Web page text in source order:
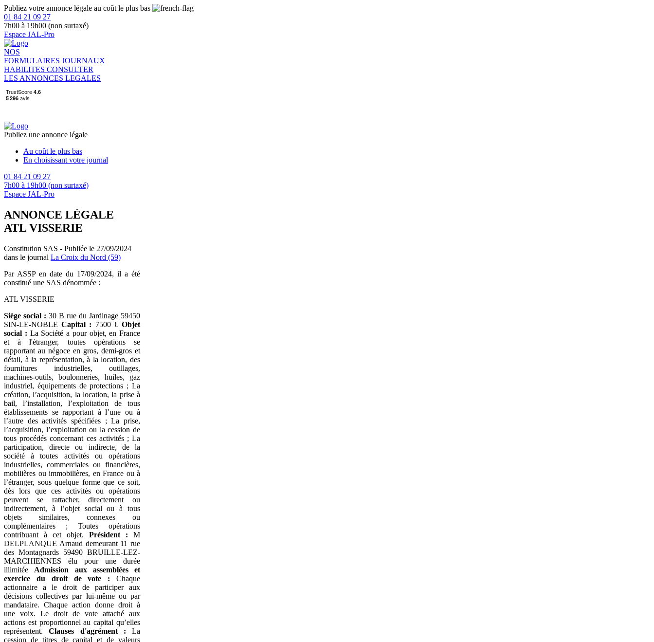
Publiez votre annonce légale au coût le plus bas
01 84 21 09 27
7h00 à 19h00 (non surtaxé)
Espace JAL-Pro
NOS
FORMULAIRES JOURNAUX
HABILITES CONSULTER
LES ANNONCES LEGALES
Publiez une annonce légale
Au coût le plus bas
En choisissant votre journal
01 84 21 09 27
7h00 à 19h00 (non surtaxé)
Espace JAL-Pro
ANNONCE LÉGALE
ATL VISSERIE
Constitution SAS - Publiée le 27/09/2024
dans le journal La Croix du Nord (59)
Par ASSP en date du 17/09/2024, il a été
constitué une SAS dénommée :
ATL VISSERIE
Siège social : 30 B rue du Jardinage 59450
SIN-LE-NOBLECapital : 7500 €Objet
social : La Société a pour objet, en France
et à l'étranger, toutes opérations se
rapportant au négoce en gros, demi-gros et
détail, à la représentation, à la location, des
fournitures industrielles, outillages,
machines-outils, boulonneries, huiles, gaz
industriel, équipements de protections ; La
création, l’acquisition, la location, la prise à
bail, l’installation, l’exploitation de tous
établissements se rapportant à l’une ou à
l’autre des activités spécifiées ; La prise,
l’acquisition, l’exploitation ou la cession de
tous procédés concernant ces activités ; La
participation, directe ou indirecte, de la
société à toutes activités ou opérations
industrielles, commerciales ou financières,
mobilières ou immobilières, en France ou à
l’étranger, sous quelque forme que ce soit,
dès lors que ces activités ou opérations
peuvent se rattacher, directement ou
indirectement, à l’objet social ou à tous
objets similaires, connexes ou
complémentaires ; Toutes opérations
contribuant à cet objet. Président : M
DELPLANQUE Arnaud demeurant 11 rue
des Montagnards 59490 BRUILLE-LEZ-
MARCHIENNES élu pour une durée
illimitée Admission aux assemblées et
exercice du droit de vote : Chaque
actionnaire a le droit de participer aux
décisions collectives par lui-même ou par
mandataire. Chaque action donne droit à
une voix. Le droit de vote attaché aux
actions est proportionnel au capital qu’elles
représentent.Clauses d'agrément : La
cession de titres de capital et de valeurs